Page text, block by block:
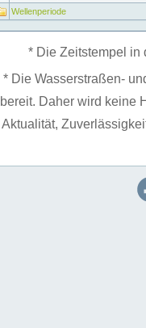
Wellenperiode
* Die Zeitstempel in
* Die Wasserstraßen-
bereit. Daher wird keine
Aktualität,